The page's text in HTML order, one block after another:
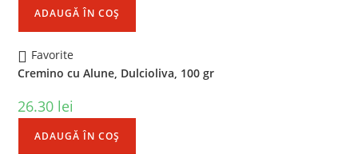
ADAUGĂ ÎN COȘ
Favorite
Cremino cu Alune, Dulcioliva, 100 gr
26.30 lei
ADAUGĂ ÎN COȘ